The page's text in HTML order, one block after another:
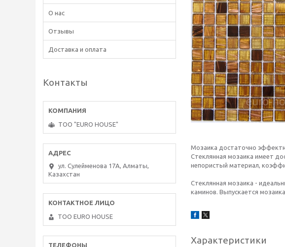
Мозаика достаточно
Стеклянная мозаика имеет
непористый материал,
Стеклянная мозаика -
каминов. Выпускается
Характеристики
О нас
Отзывы
Доставка и оплата
Контакты
ТОО "EURO HOUSE"
ул. Сулейменова 17А, Алматы,
Казахстан
ТОО EURO HOUSE